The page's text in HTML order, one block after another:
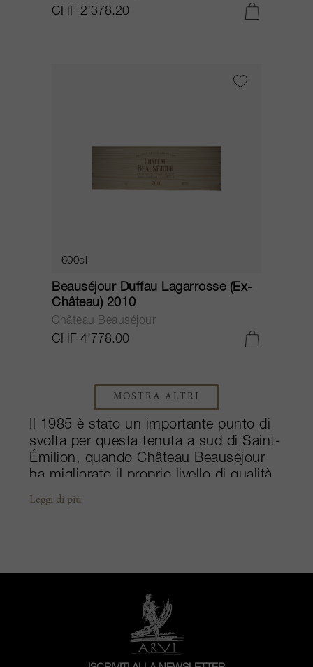
CHF 2’378.20
600cl
Beauséjour Duffau Lagarrosse (Ex-
Château) 2010
Château Beauséjour
CHF 4’778.00
MOSTRA ALTRI
Il 1985 è stato un importante punto di
svolta per questa tenuta a sud di Saint-
Émilion, quando Château Beauséjour
ha migliorato il proprio livello di qualità
diventando uno dei produttori più
imponenti tra i Premier Grands Crus
coronando il suo amore per il mondo
del vino. Con 12 dei 15 ettari dedicati
alla produzione di Merlot e Cabernet
Franc, la famiglia Bernault ha
continuato ad accrescere la propria
fama di più grande produttore di vino
Leggi di più